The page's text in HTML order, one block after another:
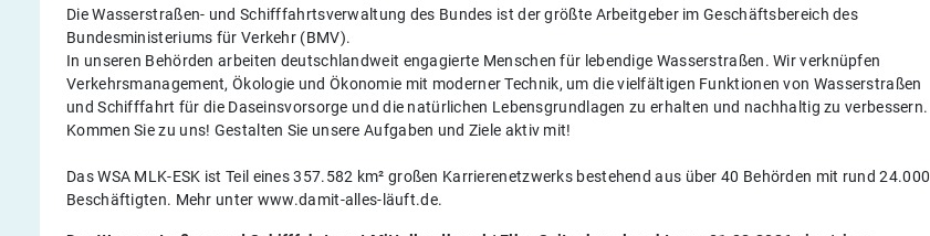
Die Wasserstraßen- und Schifffahrts­verwaltung des Bundes ist der größte Arbeitgeber im Geschäftsbereich des
Bundesministeriums für Verkehr (BMV).
In unseren Behörden arbeiten deutschlandweit engagierte Menschen für lebendige Wasserstraßen. Wir verknüpfen
Verkehrsmanagement, Ökologie und Ökonomie mit moderner Technik, um die vielfältigen Funktionen von Wasserstraßen
und Schifffahrt für die Daseinsvorsorge und die natürlichen Lebens­grundlagen zu erhalten und nachhaltig zu verbessern.
Kommen Sie zu uns! Gestalten Sie unsere Aufgaben und Ziele aktiv mit!
Das WSA MLK-ESK ist Teil eines 357.582 km² großen Karrierenetzwerks bestehend aus über 40 Behörden mit rund 24.000
Beschäftigten. Mehr unter www.damit-alles-läuft.de.